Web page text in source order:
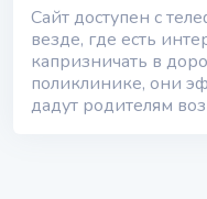
Сайт доступен с
везде, где есть
капризничать в
поликлинике, они
дадут родителям